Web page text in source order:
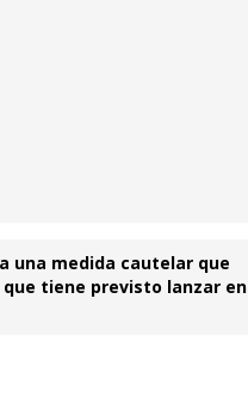
una medida cautelar que
tiene previsto lanzar en